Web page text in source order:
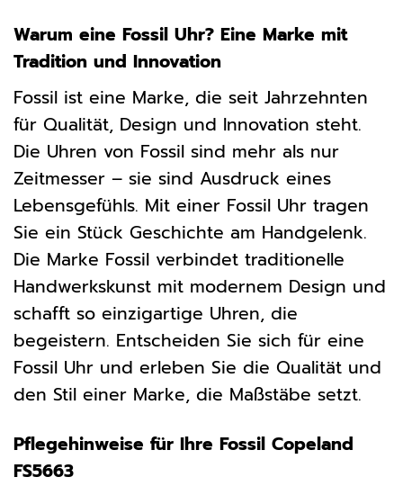
Warum eine Fossil Uhr? Eine Marke mit
Tradition und Innovation
Fossil ist eine Marke, die seit Jahrzehnten
für Qualität, Design und Innovation steht.
Die Uhren von Fossil sind mehr als nur
Zeitmesser – sie sind Ausdruck eines
Lebensgefühls. Mit einer Fossil Uhr tragen
Sie ein Stück Geschichte am Handgelenk.
Die Marke Fossil verbindet traditionelle
Handwerkskunst mit modernem Design und
schafft so einzigartige Uhren, die
begeistern. Entscheiden Sie sich für eine
Fossil Uhr und erleben Sie die Qualität und
den Stil einer Marke, die Maßstäbe setzt.
Pflegehinweise für Ihre Fossil Copeland
FS5663